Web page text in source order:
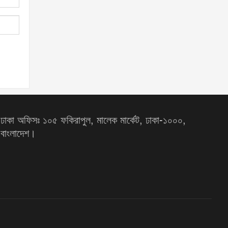
ঢাকা অফিসঃ ১০৫ ফকিরাপুল, মালেক মার্কেট, ঢাকা-১০০০,
বাংলাদেশ।